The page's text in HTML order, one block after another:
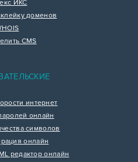
ИКС
доменов
CMS
интернет
онлайн
символов
онлайн
редактор онлайн